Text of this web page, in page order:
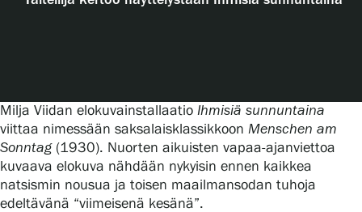
Tapahtumat
Palvelumme
Milja Viidan elokuvainstallaatio Ihmisiä sunnuntaina
viittaa nimessään saksalaisklassikkoon Menschen am
Sonntag(1930). Nuorten aikuisten vapaa-ajanviettoa
kuvaava elokuva nähdään nykyisin ennen kaikkea
natsismin nousua ja toisen maailmansodan tuhoja
edeltävänä “viimeisenä kesänä”.